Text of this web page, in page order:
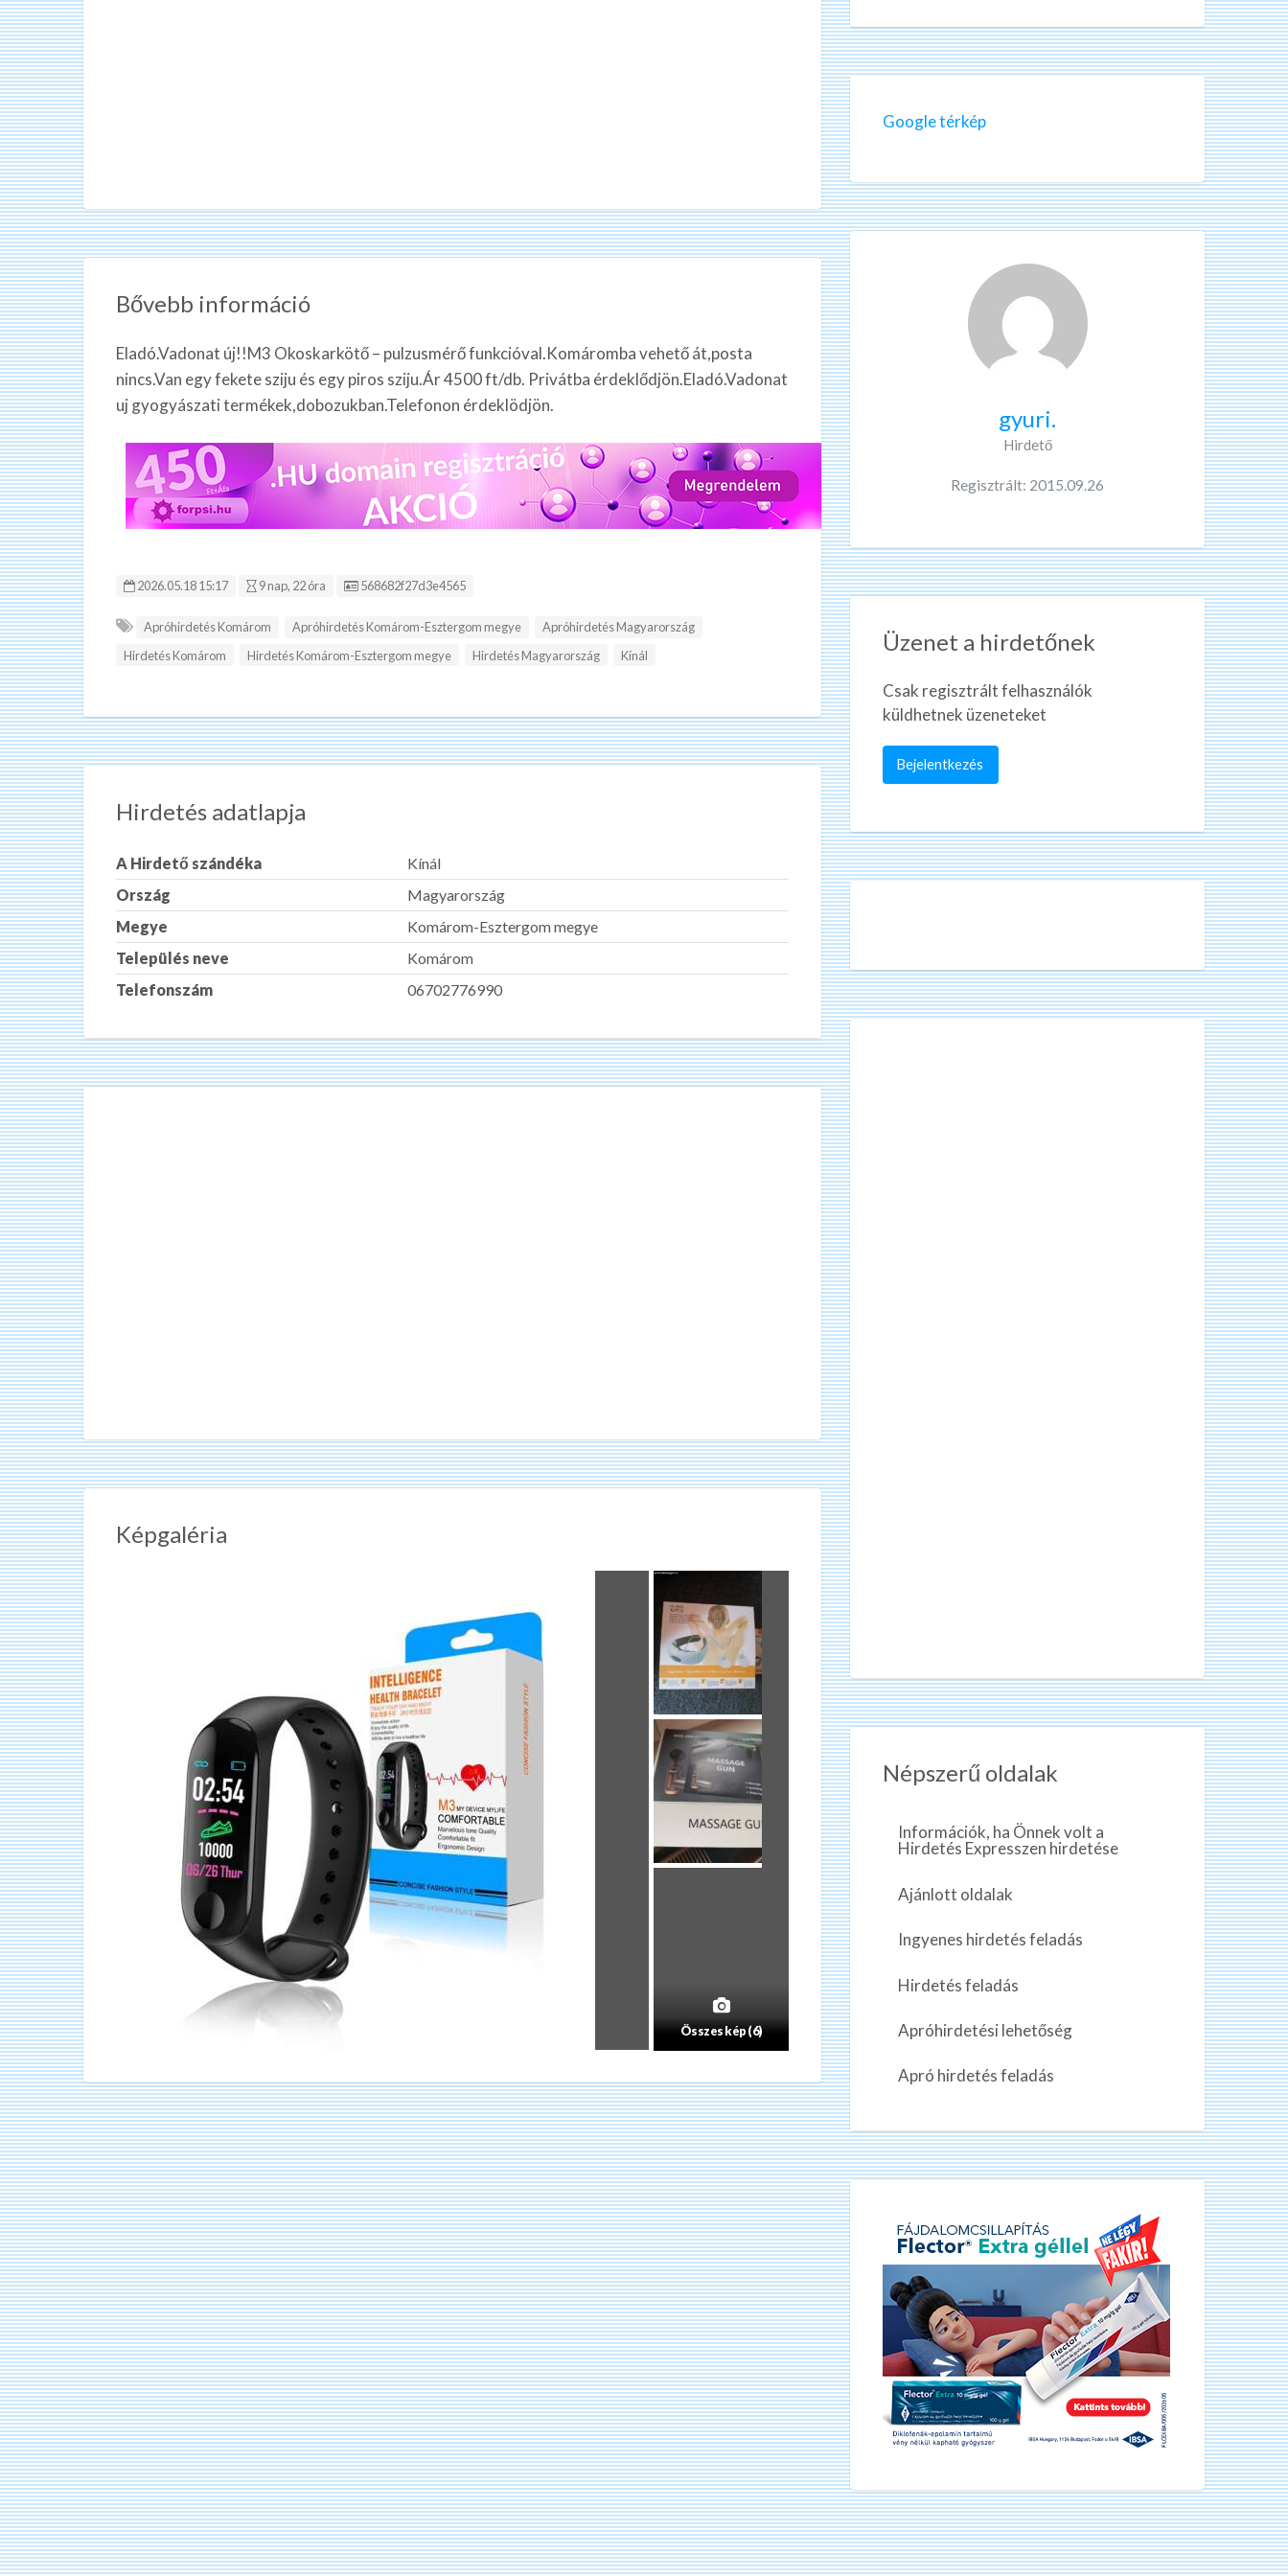
Bővebb információ
Eladó.Vadonat új!!M3 Okoskarkötő – pulzusmérő funkcióval.Komáromba vehető át,posta
nincs.Van egy fekete sziju és egy piros sziju.Ár 4500 ft/db. Privátba érdeklődjön.Eladó.Vadonat
uj gyogyászati termékek,dobozukban.Telefonon érdeklödjön.
2026.05.18 15:17 9 nap, 22 óra Hirdetés ID:
568682f27d3e4565
Apróhirdetés Komárom Apróhirdetés Komárom-Esztergom megye
Apróhirdetés Magyarország
Hirdetés Komárom
Hirdetés Komárom-Esztergom megye Hirdetés Magyarország Kínál
Hirdetés adatlapja
A Hirdető szándéka
Kínál
Ország
Magyarország
Megye
Komárom-Esztergom megye
Település neve
Komárom
Telefonszám
06702776990
Képgaléria
Összes kép (6)
Google térkép
gyuri.
Hirdető
Regisztrált: 2015.09.26
Üzenet a hirdetőnek
Csak regisztrált felhasználók
küldhetnek üzeneteket
Bejelentkezés
Népszerű oldalak
Információk, ha Önnek volt a
Hirdetés Expresszen hirdetése
Ajánlott oldalak
Ingyenes hirdetés feladás
Hirdetés feladás
Apróhirdetési lehetőség
Apró hirdetés feladás